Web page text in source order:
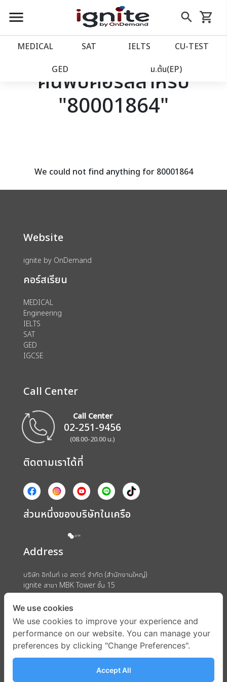
close
account_balance หน้าแรก
เว็บไซต์อิกไนท์
โปรโมชั่น
assignment ลงทะเบียน
menu search
Skip
to
shopping_cart
รถเข็น
MEDICAL SAT IELTS CU‑TEST
GED ม.ต้น(EP)
ค้นพบคอร์สสำหรับ
"80001864"
We could not find anything for 80001864
Website
ignite by OnDemand
คอร์สเรียน
MEDICAL
Engineering
IELTS
SAT
GED
IGCSE
Call Center
Call Center
02-251-9456
(08.00-20.00 น.)
ติดตามเราได้ที่
ส่วนหนึ่งของบริษัทในเครือ
Address
บริษัท อิกไนท์ เอ สตาร์ จำกัด (สำนักงานใหญ่)
ignite สาขา MBK Tower ชั้น 15
ถนนพญาไท แขวงวังใหม่ เขตปทุมวัน กรุงเทพมหานคร 10330
We use cookies
We use cookies to improve your experience and
performance on our website. You can manage your
preferences by clicking "Change Preferences".
Accept All